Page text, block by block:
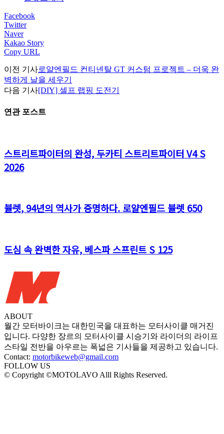
Facebook
Twitter
Naver
Kakao Story
Copy URL
이전 기사로얄엔필드 컨티넨탈 GT 커스텀 프로젝트 – 더욱 완
벽하게 날을 세우기
다음 기사[DIY] 셀프 랩핑 도전기
연관 포스트
스트리트파이터의 완성, 두카티 스트리트파이터 V4 S
2026
뷸렛, 94년의 역사가 증명하다. 로얄엔필드 뷸렛 650
도심 속 완벽한 자유, 베스파 스프린트 S 125
ABOUT
월간 모터바이크는 대한민국을 대표하는 모터사이클 매거진
입니다. 다양한 장르의 모터사이클 시승기와 라이더의 라이프
스타일 전반을 아우르는 폭넓은 기사들을 제공하고 있습니다.
Contact: motorbikeweb@gmail.com
FOLLOW US
© Copyright ©MOTOLAVO Alll Rights Reserved.